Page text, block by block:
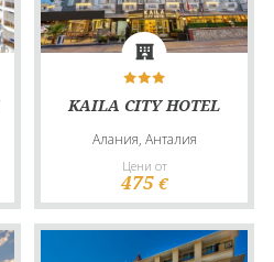
KAILA CITY HOTEL
Алания, Анталия
Цени от
475 €